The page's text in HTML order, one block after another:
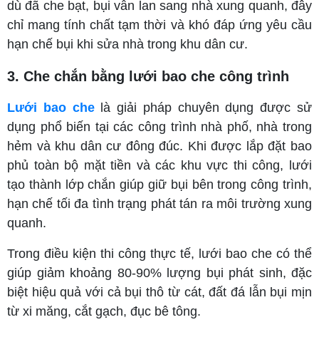
dù đã che bạt, bụi vẫn lan sang nhà xung quanh, đây
chỉ mang tính chất tạm thời và khó đáp ứng yêu cầu
hạn chế bụi khi sửa nhà trong khu dân cư.
3. Che chắn bằng lưới bao che công trình
Lưới bao chelà giải pháp chuyên dụng được sử
dụng phổ biến tại các công trình nhà phố, nhà trong
hẻm và khu dân cư đông đúc. Khi được lắp đặt bao
phủ toàn bộ mặt tiền và các khu vực thi công, lưới
tạo thành lớp chắn giúp giữ bụi bên trong công trình,
hạn chế tối đa tình trạng phát tán ra môi trường xung
quanh.
Trong điều kiện thi công thực tế, lưới bao che có thể
giúp giảm khoảng 80-90% lượng bụi phát sinh, đặc
biệt hiệu quả với cả bụi thô từ cát, đất đá lẫn bụi mịn
từ xi măng, cắt gạch, đục bê tông.